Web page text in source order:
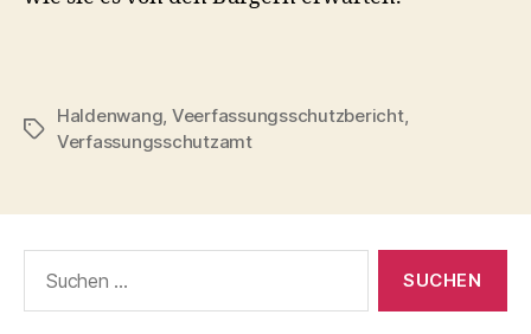
Schlagwörter
Haldenwang, Veerfassungsschutzbericht,
Verfassungsschutzamt
nach: